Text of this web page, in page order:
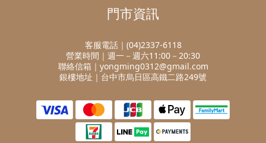
門市資訊
客服電話｜(04)2337-6118
營業時間｜週一－週六11:00－20:30
聯絡信箱｜yongming0312@gmail.com
銀樓地址｜台中市烏日區高鐵二路249號